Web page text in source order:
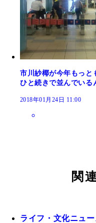
市川紗椰が今年もっと
ひと続きで並んでいる
2018年01月24日 11:00
関
ライフ・文化ニュ